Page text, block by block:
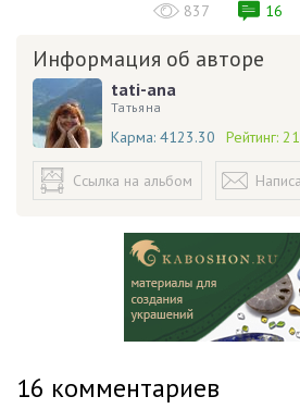
837 16
Информация об авторе
tati-ana
Татьяна
Карма: 4123.30 Рейтинг:
Ссылка на альбом
16 комментариев